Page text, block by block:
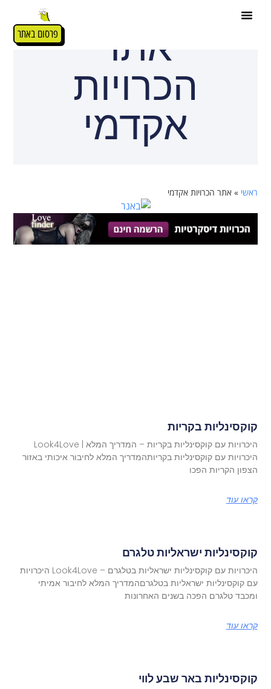
פרסום באתר אתר
הכרויות
אקדמי
ראשי »אתר הכרויות אקדמי
קוקסינליות בקריות
היכרויות עם קוקסינליות בקריות – המדריך המלא | Look4Love
היכרויות עם קוקסינליות בקריותהמדריך המלא לחיבור איכותי באזור
הצפון הקריות הפכו
קראו עוד
קוקסינליות ישראליות טלגרם
היכרויות עם קוקסינליות ישראליות בטלגרם – Look4Love היכרויות
עם קוקסינליות ישראליות בטלגרםהמדריך המלא לחיבור אמיתי
ומכבד טלגרם הפכה בשנים האחרונות
קראו עוד
קוקסינליות באר שבע לווי